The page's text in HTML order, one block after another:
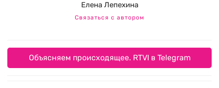
Елена Лепехина
Связаться с автором
Объясняем происходящее. RTVI в Telegram